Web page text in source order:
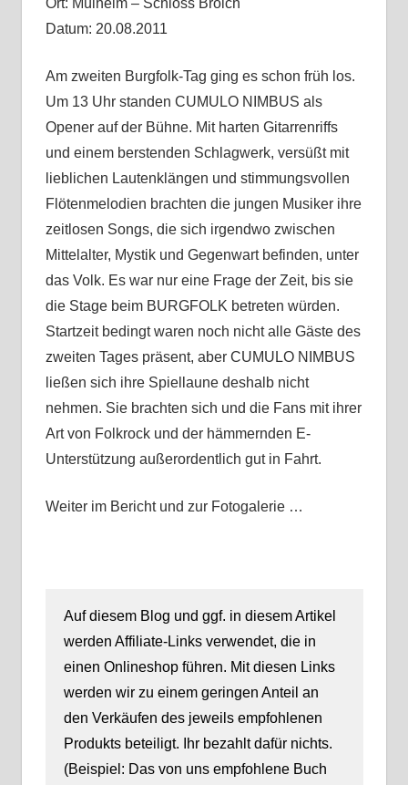
Ort: Mülheim – Schloss Broich
Datum: 20.08.2011
Am zweiten Burgfolk-Tag ging es schon früh los.
Um 13 Uhr standen CUMULO NIMBUS als
Opener auf der Bühne. Mit harten Gitarrenriffs
und einem berstenden Schlagwerk, versüßt mit
lieblichen Lautenklängen und stimmungsvollen
Flötenmelodien brachten die jungen Musiker ihre
zeitlosen Songs, die sich irgendwo zwischen
Mittelalter, Mystik und Gegenwart befinden, unter
das Volk. Es war nur eine Frage der Zeit, bis sie
die Stage beim BURGFOLK betreten würden.
Startzeit bedingt waren noch nicht alle Gäste des
zweiten Tages präsent, aber CUMULO NIMBUS
ließen sich ihre Spiellaune deshalb nicht
nehmen. Sie brachten sich und die Fans mit ihrer
Art von Folkrock und der hämmernden E-
Unterstützung außerordentlich gut in Fahrt.
Weiter im Bericht und zur Fotogalerie …
Auf diesem Blog und ggf. in diesem Artikel
werden Affiliate-Links verwendet, die in
einen Onlineshop führen. Mit diesen Links
werden wir zu einem geringen Anteil an
den Verkäufen des jeweils empfohlenen
Produkts beteiligt. Ihr bezahlt dafür nichts.
(Beispiel: Das von uns empfohlene Buch